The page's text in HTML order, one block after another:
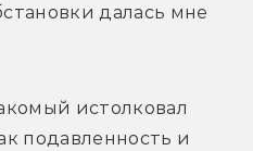
далась мне
истолковал
подавленность и